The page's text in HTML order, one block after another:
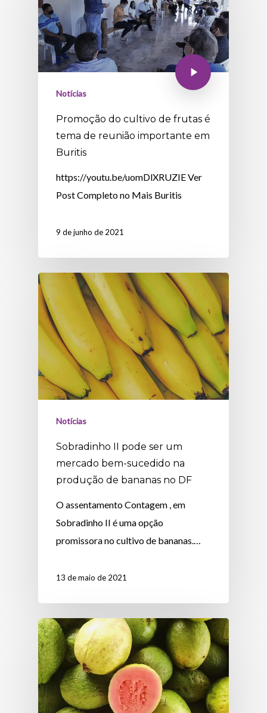
Notícias
Promoção do cultivo de frutas é
tema de reunião importante em
Buritis
https://youtu.be/uomDlXRUZIE Ver
Post Completo no Mais Buritis
9 de junho de 2021
Notícias
Sobradinho II pode ser um
mercado bem-sucedido na
produção de bananas no DF
O assentamento Contagem , em
Sobradinho II é uma opção
promissora no cultivo de bananas.…
13 de maio de 2021